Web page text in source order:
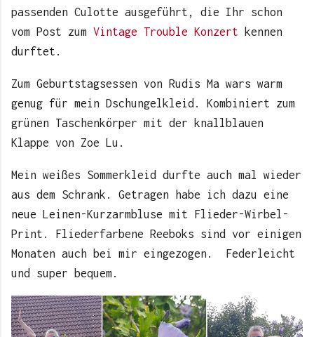
passenden Culotte ausgeführt, die Ihr schon
vom Post zum Vintage Trouble Konzert kennen
durftet.
Zum Geburtstagsessen von Rudis Ma wars warm
genug für mein Dschungelkleid. Kombiniert zum
grünen Taschenkörper mit der knallblauen
Klappe von Zoe Lu.
Mein weißes Sommerkleid durfte auch mal wieder
aus dem Schrank. Getragen habe ich dazu eine
neue Leinen-Kurzarmbluse mit Flieder-Wirbel-
Print. Fliederfarbene Reeboks sind vor einigen
Monaten auch bei mir eingezogen. Federleicht
und super bequem.